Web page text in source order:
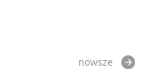
nowsze